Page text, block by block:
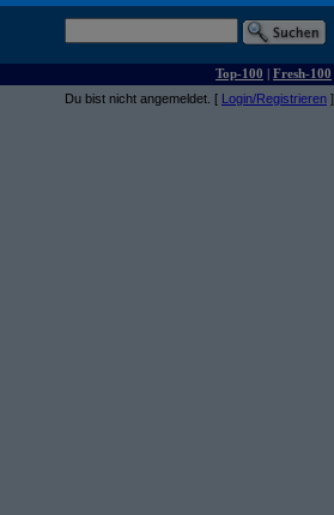
Top-100 | Fresh-100
Du bist nicht angemeldet. [ Login/Registrieren ]